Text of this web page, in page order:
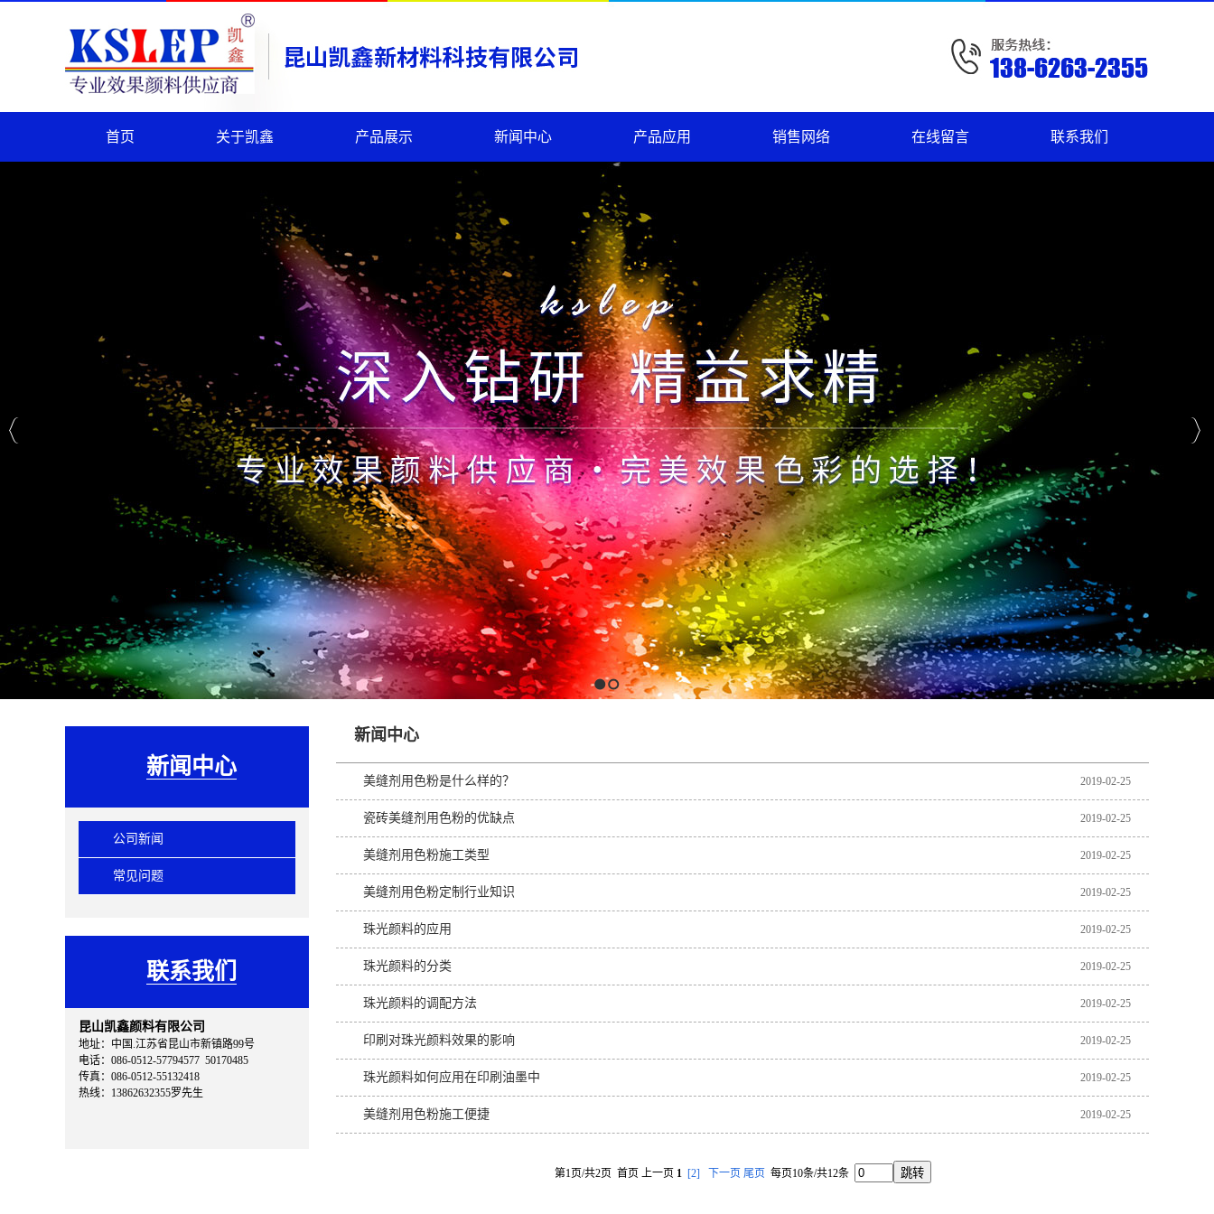
首页 关于凯鑫 产品展示 新闻中心 产品应用 销售网络 在线留言 联系我们
1 2
新闻中心
公司新闻
常见问题
联系我们
昆山凯鑫颜料有限公司
地址：中国.江苏省昆山市新镇路99号
电话：086-0512-57794577 50170485
传真：086-0512-55132418
热线：13862632355罗先生
新闻中心
美缝剂用色粉是什么样的？ 2019-02-25
瓷砖美缝剂用色粉的优缺点 2019-02-25
美缝剂用色粉施工类型 2019-02-25
美缝剂用色粉定制行业知识 2019-02-25
珠光颜料的应用 2019-02-25
珠光颜料的分类 2019-02-25
珠光颜料的调配方法 2019-02-25
印刷对珠光颜料效果的影响 2019-02-25
珠光颜料如何应用在印刷油墨中 2019-02-25
美缝剂用色粉施工便捷 2019-02-25
第1页/共2页 首页 上一页 1 [2] 下一页 尾页 每页10条/共12条